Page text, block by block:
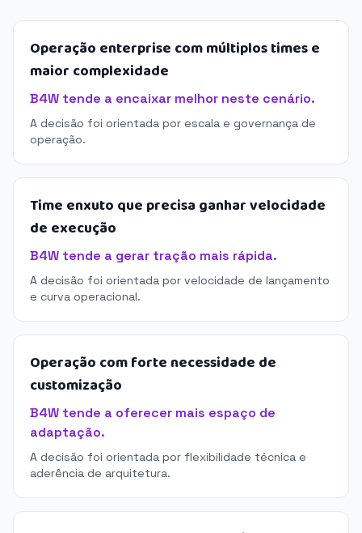
Operação enterprise com múltiplos times e
maior complexidade
B4W tende a encaixar melhor neste cenário.
A decisão foi orientada por escala e governança de
operação.
Time enxuto que precisa ganhar velocidade
de execução
B4W tende a gerar tração mais rápida.
A decisão foi orientada por velocidade de lançamento
e curva operacional.
Operação com forte necessidade de
customização
B4W tende a oferecer mais espaço de
adaptação.
A decisão foi orientada por flexibilidade técnica e
aderência de arquitetura.